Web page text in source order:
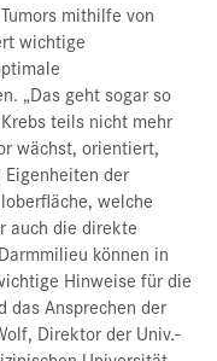
mithilfe von
wichtige
„Das geht sogar so
teils nicht mehr
wächst, orientiert,
der
welche
auch die direkte
können in
Hinweise für die
das Ansprechen der
Direktor der Univ.-